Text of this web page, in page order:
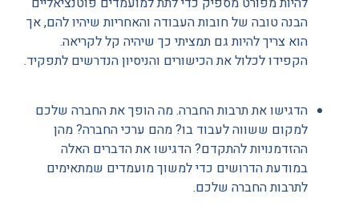
הבנה טובה של חובות העבודה והאחריות שיהיו להם, אך
הוא צריך להיות גם תמציתי כך שיהיה קל לקריאה.
הקפידו לכלול את הכישורים והניסיון הנדרשים לתפקיד.
הדגישו את תרבות החברה. מה הופך את החברה שלכם
למקום ששווה לעבוד בו? מהם ערכי החברה? מהן
ההזדמנויות להתקדם? הדגישו את הדברים האלה
במודעת הדרושים כדי למשוך מועמדים שמתאימים
לתרבות החברה שלכם.